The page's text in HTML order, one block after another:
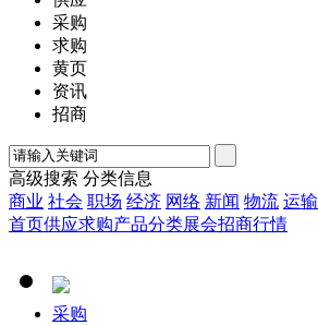
采购
求购
黄页
资讯
招商
高级搜索 分类信息
商业 社会 职场 经济 网络 新闻 物流 运输
首页供应求购产品分类展会招商行情
采购